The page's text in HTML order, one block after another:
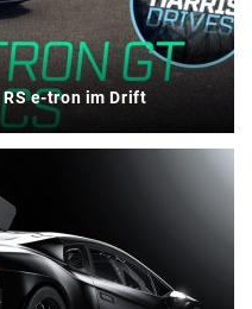
e-tron im Drift